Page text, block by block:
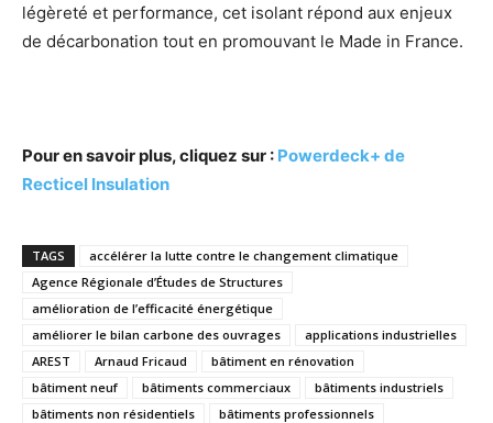
légèreté et performance, cet isolant répond aux enjeux
de décarbonation tout en promouvant le Made in France.
Pour en savoir plus, cliquez sur : Powerdeck+ de
Recticel Insulation
TAGS
accélérer la lutte contre le changement climatique
Agence Régionale d’Études de Structures
amélioration de l’efficacité énergétique
améliorer le bilan carbone des ouvrages
applications industrielles
AREST
Arnaud Fricaud
bâtiment en rénovation
bâtiment neuf
bâtiments commerciaux
bâtiments industriels
bâtiments non résidentiels
bâtiments professionnels